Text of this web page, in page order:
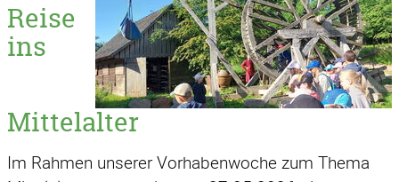
Mittelalterschulfest
begeistert
die
Schulgemeinschaft
Reise
ins
Mittelalter
Im Rahmen unserer Vorhabenwoche zum Thema